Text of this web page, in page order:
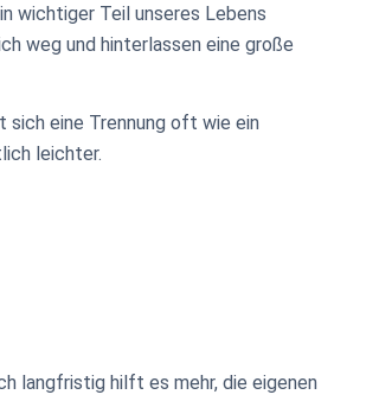
wichtiger Teil unseres Lebens
weg und hinterlassen eine große
sich eine Trennung oft wie ein
leichter.
langfristig hilft es mehr, die eigenen